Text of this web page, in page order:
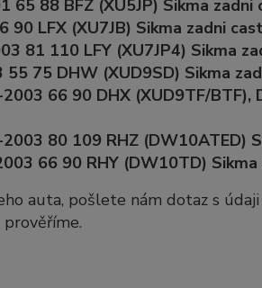
65 88 BFZ (XU5JP) Sikma zadni
LFX (XU7JB) Sikma zadni cast
81 110 LFY (XU7JP4) Sikma
75 DHW (XUD9SD) Sikma
66 90 DHX (XUD9TF/BTF),
80 109 RHZ (DW10ATED)
66 90 RHY (DW10TD)
auta, pošlete nám dotaz s